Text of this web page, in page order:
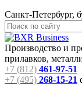
Санкт-Петербург,
Производство и
прилавков,
+7 (812) 461-97-51
+7 (495) 268-15-21